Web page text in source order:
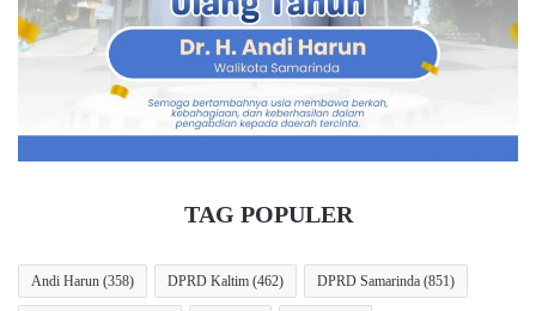
TAG POPULER
Andi Harun (358) DPRD Kaltim (462) DPRD Samarinda (851)